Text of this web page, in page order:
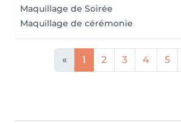
Maquillage de Soirée
Maquillage de cérémonie
« 1 2 3 4 5